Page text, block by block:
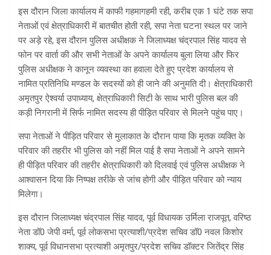
इस दौरान जिला कार्यालय में काफी गहमागहमी रही, करीब एक 1 घंटे तक सपा
नेताओं एवं क्षेत्राधिकारी में बातचीत होती रही, सपा नेता घटना स्थल पर जाने
पर अड़े रहे, इस दौरान पुलिस अधीक्षक ने जिलाध्यक्ष चंद्रपाल सिंह यादव से
फोन पर वार्ता की और सभी नेताओं के अपने कार्यालय बुला लिया और फिर
पुलिस अधीक्षक ने कानून व्यवस्था का हवाला देते हुए प्रदेश कार्यालय से
नामित प्रतिनिधि मण्डल के सदस्यों को ही जाने की अनुमति दी। क्षेत्राधिकारी
अमृतपुर ऐश्वर्या उपाध्याय, क्षेत्राधिकारी सिटी के साथ भारी पुलिस बल की
कड़ी निगरानी में सिर्फ नामित सदस्य ही पीड़ित परिवार से मिलने पहुंच पाए।
सपा नेताओं ने पीड़ित परिवार से मुलाकात के दौरान पाया कि मृतक व्यक्ति के
परिवार की तहरीर भी पुलिस को नहीं मिल पाई है सपा नेताओं ने अपने सामने
ही पीड़ित परिवार की तहरीर क्षेत्राधिकारी को दिलवाई एवं पुलिस अधीक्षक ने
आश्वासन दिया कि निष्पक्ष तरीके से जांच होगी और पीड़ित परिवार को न्याय
मिलेगा।
इस दौरान जिलाध्यक्ष चंद्रपाल सिंह यादव, पूर्व विधायक उर्मिला राजपूत, वरिष्ठ
नेता डॉ0 जेपी वर्मा, पूर्व लोकसभा प्रत्याशी/प्रदेश सचिव डॉ0 नवल किशोर
शाक्य, पूर्व विधानसभा प्रत्याशी अमृतपुर/प्रदेश सचिव डॉक्टर जितेंद्र सिंह